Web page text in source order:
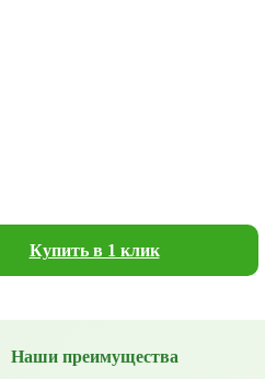
Купить в 1 клик
Наши преимущества